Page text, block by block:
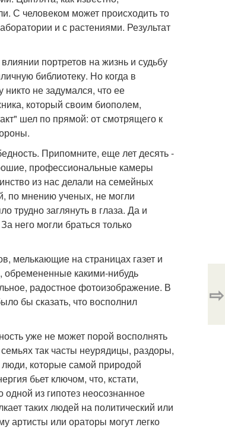
С человеком может происходить то
и с растениями. Результат
портретов на жизнь и судьбу
библиотеку. Но когда в
не задумался, что ее
который своим биополем,
шел по прямой: от смотрящего к
Припомните, еще лет десять -
профессиональные камеры
из нас делали на семейных
по мнению ученых, не могли
трудно заглянуть в глаза. Да и
него могли браться только
мелькающие на страницах газет и
обремененные какими-нибудь
радостное фотоизображение. В
бы сказать, что восполнил
уже не может порой восполнять
так часты неурядицы, раздоры,
которые самой природой
бьет ключом, что, кстати,
из гипотез неосознанное
таких людей на политический или
артисты или ораторы могут легко
⇨